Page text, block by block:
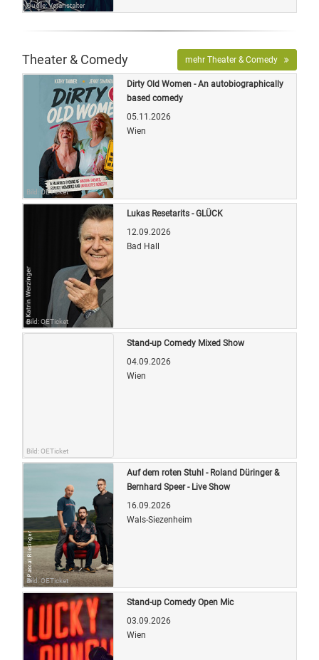
Quelle: Veranstalter
Theater & Comedy mehr Theater & Comedy
Bild: OETicket
Dirty Old Women - An autobiographically
based comedy
05.11.2026
Wien
Bild: OETicket
Lukas Resetarits - GLÜCK
12.09.2026
Bad Hall
Bild: OETicket
Stand-up Comedy Mixed Show
04.09.2026
Wien
Bild: OETicket
Auf dem roten Stuhl - Roland Düringer &
Bernhard Speer - Live Show
16.09.2026
Wals-Siezenheim
Stand-up Comedy Open Mic
03.09.2026
Wien